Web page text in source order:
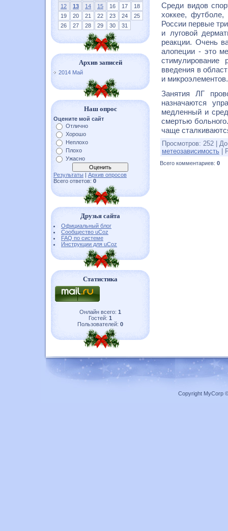
12
13 14 15 16 17
18
19
20 21 22 23 24
25
26
27 28 29 30 31
Архив записей
2014 Май
Наш опрос
Оцените мой сайт
Отлично
Хорошо
Неплохо
Плохо
Ужасно
Результаты | Архив опросов
Всего ответов: 0
Друзья сайта
Официальный блог
Сообщество uCoz
FAQ по системе
Инструкции для uCoz
Статистика
Онлайн всего: 1
Гостей: 1
Пользователей: 0
Среди видов
хоккее, футболе,
России первые
и луговой
реакции. Очень
алопеции - это
введения в
и микроэлементов.
Занятия ЛГ
назначаются
медленный и
смертью
чаще
Просмотров: 252
метеозависимость
Всего комментариев: 0
Copyright MyCorp